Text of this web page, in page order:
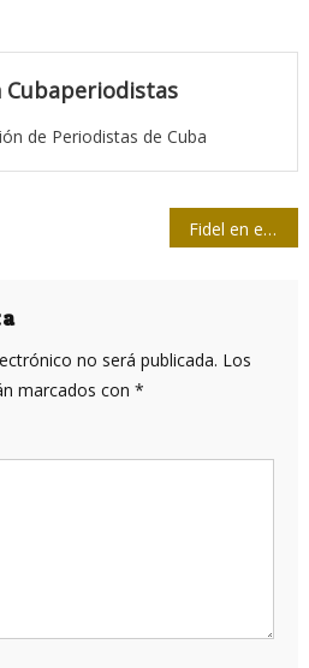
Cubaperiodistas
de Periodistas de Cuba
Fidel en el corazón del mundo
no será publicada. Los
marcados con *